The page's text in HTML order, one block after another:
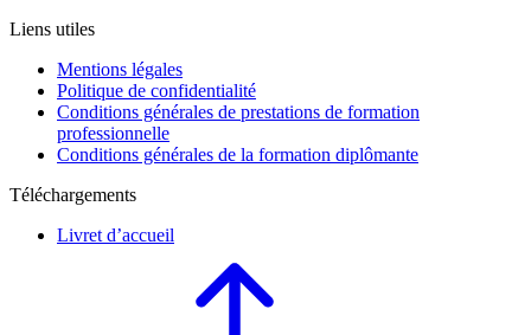
Liens utiles
Mentions légales
Politique de confidentialité
Conditions générales de prestations de formation
professionnelle
Conditions générales de la formation diplômante
Téléchargements
Livret d’accueil